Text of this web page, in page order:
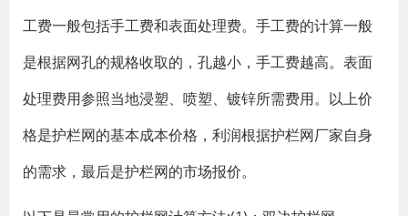
工费一般包括手工费和表面处理费。手工费的计算一般
是根据网孔的规格收取的，孔越小，手工费越高。表面
处理费用参照当地浸塑、喷塑、镀锌所需费用。以上价
格是护栏网的基本成本价格，利润根据护栏网厂家自身
的需求，最后是护栏网的市场报价。